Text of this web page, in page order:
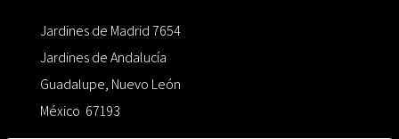
Jardines de Madrid 7654
Jardines de Andalucía
Guadalupe, Nuevo León
México 67193